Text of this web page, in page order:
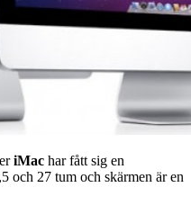
iMac har fått sig en
och 27 tum och skärmen är en